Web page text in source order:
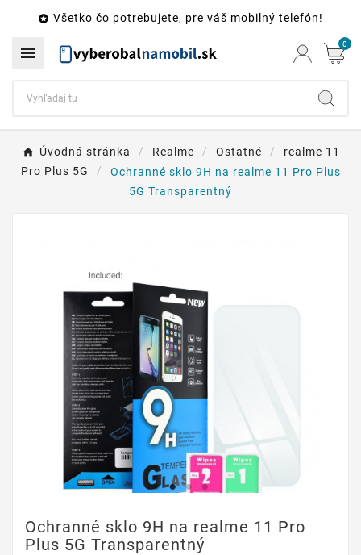
 Všetko čo potrebujete, pre váš mobilný telefón!
 0
Úvodná stránka Realme Ostatné
realme 11
Pro Plus 5G
Ochranné sklo 9H na realme 11 Pro Plus
5G Transparentný
Ochranné sklo 9H na realme 11 Pro
Plus 5G Transparentný